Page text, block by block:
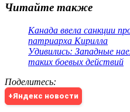
Читайте также
Канада ввела санкции
патриарха Кирилла
Удивились: Западные
таких боевых действий
Поделитесь:
+Яндекс новости